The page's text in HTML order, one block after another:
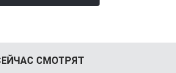
СМОТРЯТ